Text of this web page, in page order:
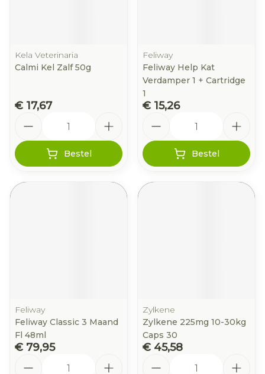
Kela Veterinaria
Calmi Kel Zalf 50g
€ 17,67
Bestel
Feliway
Feliway Help Kat
Verdamper 1 + Cartridge
1
€ 15,26
Bestel
Feliway
Feliway Classic 3 Maand
Fl 48ml
€ 79,95
Zylkene
Zylkene 225mg 10-30kg
Caps 30
€ 45,58